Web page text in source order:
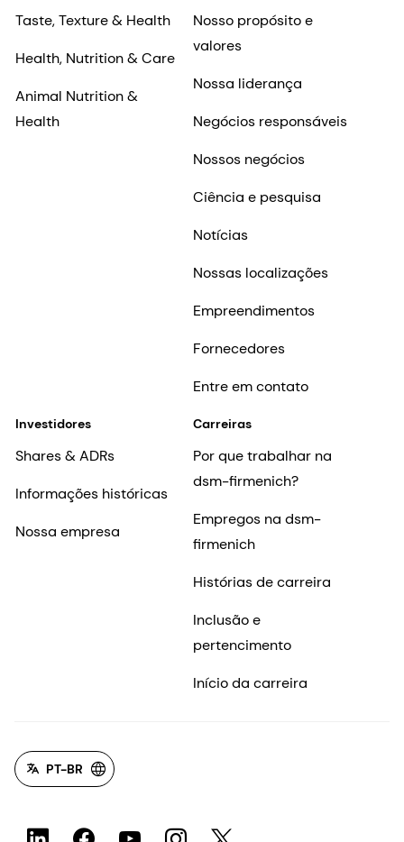
Taste, Texture & Health
Health, Nutrition & Care
Animal Nutrition &
Health
Nosso propósito e
valores
Nossa liderança
Negócios responsáveis
Nossos negócios
Ciência e pesquisa
Notícias
Nossas localizações
Empreendimentos
Fornecedores
Entre em contato
Investidores
Shares & ADRs
Informações históricas
Nossa empresa
Carreiras
Por que trabalhar na
dsm-firmenich?
Empregos na dsm-
firmenich
Histórias de carreira
Inclusão e
pertencimento
Início da carreira
PT-BR